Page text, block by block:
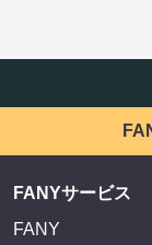
FANYサービス
FANY